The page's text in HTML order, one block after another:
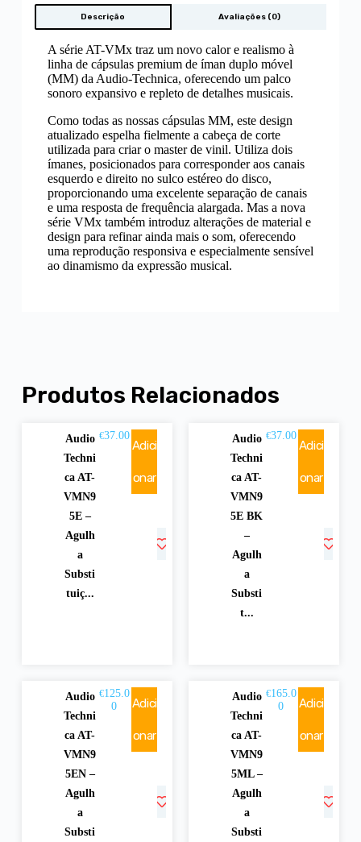
Descrição Avaliações (0)
A série AT-VMx traz um novo calor e realismo à
linha de cápsulas premium de íman duplo móvel
(MM) da Audio-Technica, oferecendo um palco
sonoro expansivo e repleto de detalhes musicais.
Como todas as nossas cápsulas MM, este design
atualizado espelha fielmente a cabeça de corte
utilizada para criar o master de vinil. Utiliza dois
ímanes, posicionados para corresponder aos canais
esquerdo e direito no sulco estéreo do disco,
proporcionando uma excelente separação de canais
e uma resposta de frequência alargada. Mas a nova
série VMx também introduz alterações de material e
design para refinar ainda mais o som, oferecendo
uma reprodução responsiva e especialmente sensível
ao dinamismo da expressão musical.
Produtos Relacionados
Audio
Techni
ca AT-
VMN9
5E –
Agulh
a
Substi
tuiç...
€37.00
Adici
onar
Audio
Techni
ca AT-
VMN9
5E BK
–
Agulh
a
Substi
t...
€37.00
Adici
onar
Audio
Techni
ca AT-
VMN9
5EN –
Agulh
a
Substi
€125.0
0
Adici
onar
Audio
Techni
ca AT-
VMN9
5ML –
Agulh
a
Substi
€165.0
0
Adici
onar